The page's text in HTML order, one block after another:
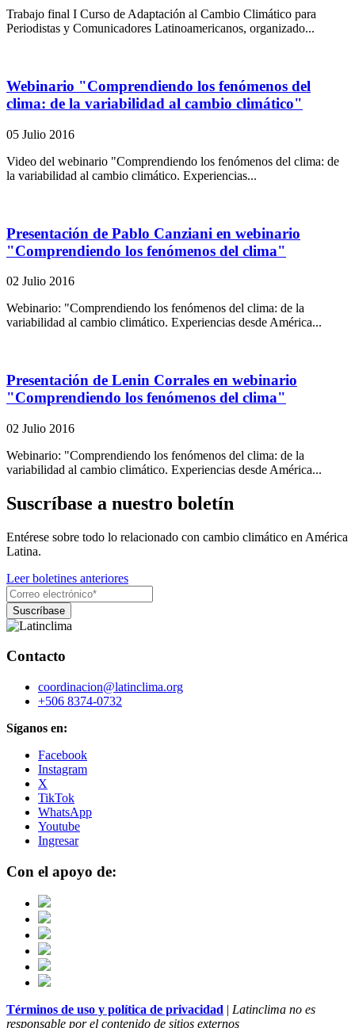
Trabajo final I Curso de Adaptación al Cambio Climático para
Periodistas y Comunicadores Latinoamericanos, organizado...
Webinario "Comprendiendo los fenómenos del
clima: de la variabilidad al cambio climático"
05 Julio 2016
Video del webinario "Comprendiendo los fenómenos del clima: de
la variabilidad al cambio climático. Experiencias...
Presentación de Pablo Canziani en webinario
"Comprendiendo los fenómenos del clima"
02 Julio 2016
Webinario: "Comprendiendo los fenómenos del clima: de la
variabilidad al cambio climático. Experiencias desde América...
Presentación de Lenin Corrales en webinario
"Comprendiendo los fenómenos del clima"
02 Julio 2016
Webinario: "Comprendiendo los fenómenos del clima: de la
variabilidad al cambio climático. Experiencias desde América...
Suscríbase a nuestro boletín
Entérese sobre todo lo relacionado con cambio climático en América
Latina.
Leer boletines anteriores
Contacto
coordinacion@latinclima.org
+506 8374-0732
Síganos en:
Facebook
Instagram
X
TikTok
WhatsApp
Youtube
Ingresar
Con el apoyo de:
Términos de uso y política de privacidad | Latinclima no es
responsable por el contenido de sitios externos